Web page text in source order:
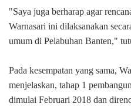
"Saya juga berharap agar
Warnasari ini dilaksanakan
umum di Pelabuhan Banten,"
Pada kesempatan yang sama,
menjelaskan, tahap 1
dimulai Februari 2018 dan